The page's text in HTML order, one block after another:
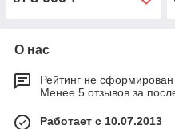
О нас
Рейтинг не сформирован
Менее 5 отзывов за
Работает с 10.07.2013